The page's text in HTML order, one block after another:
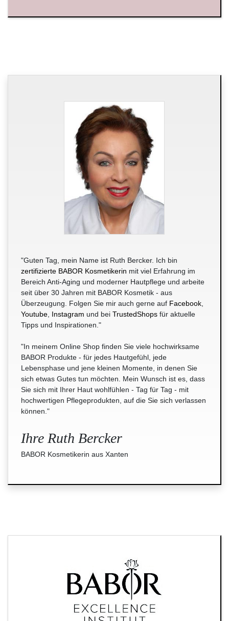
"Guten Tag, mein Name ist Ruth Bercker. Ich bin
zertifizierte BABOR Kosmetikerin mit viel Erfahrung im
Bereich Anti-Aging und moderner Hautpflege und arbeite
seit über 30 Jahren mit BABOR Kosmetik - aus
Überzeugung. Folgen Sie mir auch gerne auf Facebook
Youtube Instagram und bei TrustedShops für aktuelle
Tipps und Inspirationen."
"In meinem Online Shop finden Sie viele hochwirksame
BABOR Produkte - für jedes Hautgefühl, jede
Lebensphase und jene kleinen Momente, in denen Sie
sich etwas Gutes tun möchten. Mein Wunsch ist es, dass
Sie sich mit Ihrer Haut wohlfühlen - Tag für Tag - mit
hochwertigen Pflegeprodukten, auf die Sie sich verlassen
können."
Ihre Ruth Bercker
BABOR Kosmetikerin aus Xanten